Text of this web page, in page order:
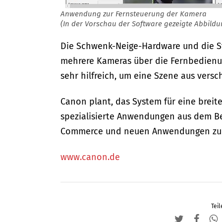
Anwendung zur Fernsteuerung der Kamera
(In der Vorschau der Software gezeigte
Die Schwenk-Neige-Hardware und die
mehrere Kameras über die
sehr hilfreich, um eine Szene aus
Canon plant, das System für eine
spezialisierte Anwendungen aus dem
Commerce und neuen Anwendungen
www.canon.de